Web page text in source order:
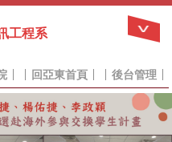
工程系
回亞東首頁 後台管理